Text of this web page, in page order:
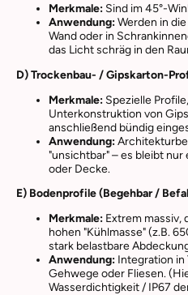
Merkmale: Sind im 45°-
Anwendung:Werden in
Wand oder in
das Licht schräg in den
D) Trockenbau- / Gipskarton-
Merkmale: Spezielle
Unterkonstruktion von
anschließend bündig
Anwendung:
"unsichtbar" – es bleibt nur
oder Decke.
E) Bodenprofile (Begehbar /
Merkmale: Extrem massiv,
hohen "Kühlmasse" (z.B.
stark belastbare
Anwendung: Integration in
Gehwege oder Fliesen.
Wasserdichtigkeit / IP67